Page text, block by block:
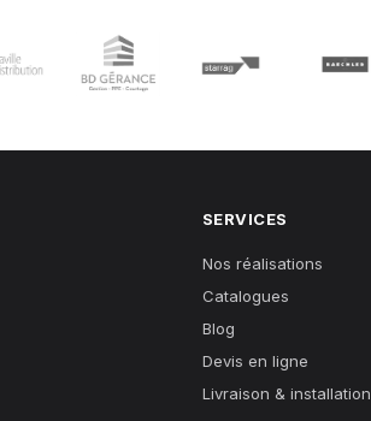
SERVICES
Nos réalisations
Catalogues
Blog
Devis en ligne
Livraison & installation